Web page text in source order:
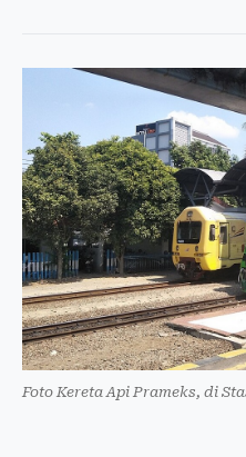
Foto Kereta Api Prameks, di